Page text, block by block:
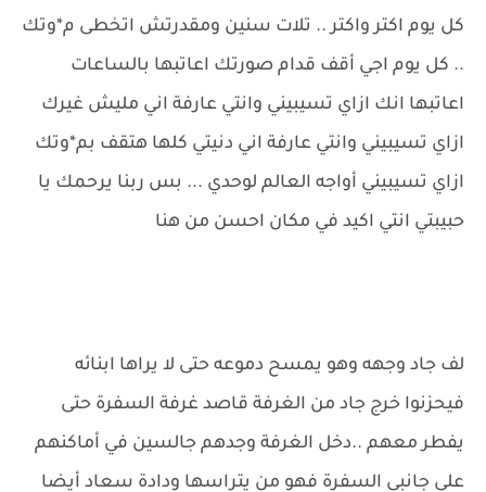
كل يوم اكتر واكتر .. تلات سنين ومقدرتش اتخطى م*وتك
.. كل يوم اجي أقف قدام صورتك اعاتبها بالساعات
اعاتبها انك ازاي تسيبيني وانتي عارفة اني مليش غيرك
ازاي تسيبيني وانتي عارفة اني دنيتي كلها هتقف بم*وتك
ازاي تسيبيني أواجه العالم لوحدي ... بس ربنا يرحمك يا
حبيبتي انتي اكيد في مكان احسن من هنا
لف جاد وجهه وهو يمسح دموعه حتى لا يراها ابنائه
فيحزنوا خرج جاد من الغرفة قاصد غرفة السفرة حتى
يفطر معهم ..دخل الغرفة وجدهم جالسين في أماكنهم
على جانبي السفرة فهو من يتراسها ودادة سعاد أيضا